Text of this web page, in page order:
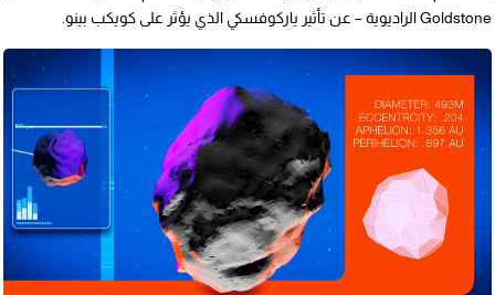
Goldstone الراديوية – عن تأثير ياركوفسكي الذي يؤثر على كويكب بينو.